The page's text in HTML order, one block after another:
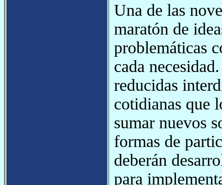
Una de las
maratón de
problemáticas
cada
reducidas
cotidianas que
sumar nuevos
formas de
deberán
para